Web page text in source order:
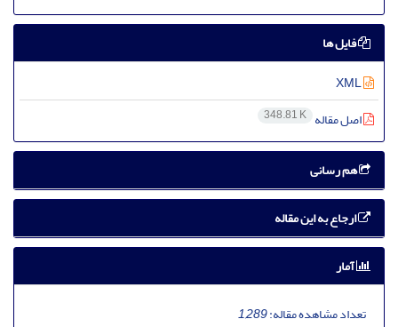
فایل ها
اصل مقاله 348.81 K
هم رسانی
ارجاع به این مقاله
آمار
تعداد مشاهده مقاله:1,289